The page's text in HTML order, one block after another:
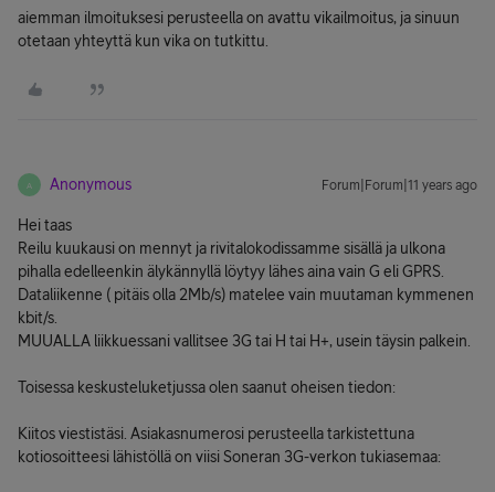
aiemman ilmoituksesi perusteella on avattu vikailmoitus, ja sinuun
otetaan yhteyttä kun vika on tutkittu.
A Anonymous Forum|Forum|11 years ago
Hei taas
Reilu kuukausi on mennyt ja rivitalokodissamme sisällä ja ulkona
pihalla edelleenkin älykännyllä löytyy lähes aina vain G eli GPRS.
Dataliikenne ( pitäis olla 2Mb/s) matelee vain muutaman kymmenen
kbit/s.
MUUALLA liikkuessani vallitsee 3G tai H tai H+, usein täysin palkein.
Toisessa keskusteluketjussa olen saanut oheisen tiedon:
Kiitos viestistäsi. Asiakasnumerosi perusteella tarkistettuna
kotiosoitteesi lähistöllä on viisi Soneran 3G-verkon tukiasemaa: